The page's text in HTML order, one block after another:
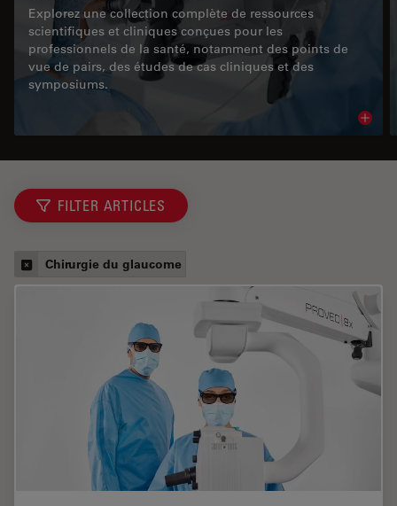
Explorez une collection complète de ressources
scientifiques et cliniques conçues pour les
professionnels de la santé, notamment des points de
vue de pairs, des études de cas cliniques et des
symposiums.
FILTER ARTICLES
Chirurgie du glaucome